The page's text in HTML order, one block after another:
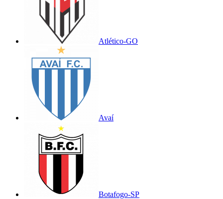
Atlético-GO
Avaí
Botafogo-SP